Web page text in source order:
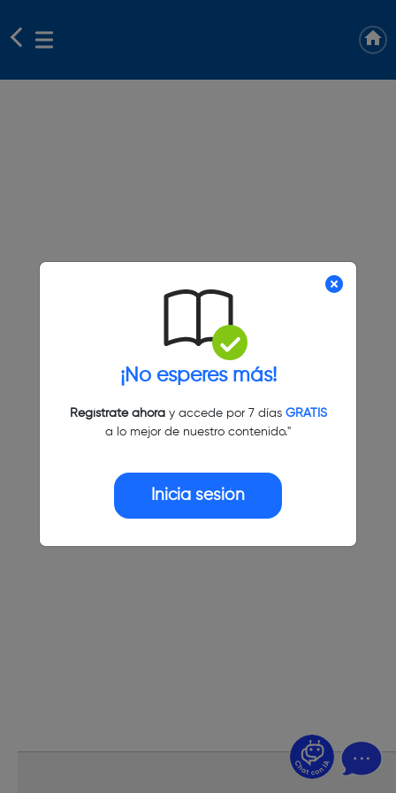
¡No esperes más!
Regístrate ahoray accede por 7 días GRATIS
a lo mejor de nuestro contenido."
Inicia sesión